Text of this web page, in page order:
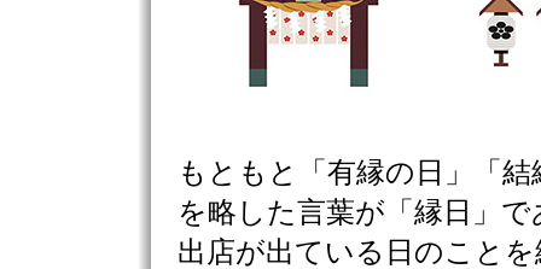
もともと「有縁の日」「結
を略した言葉が「縁日」で
出店が出ている日のこと